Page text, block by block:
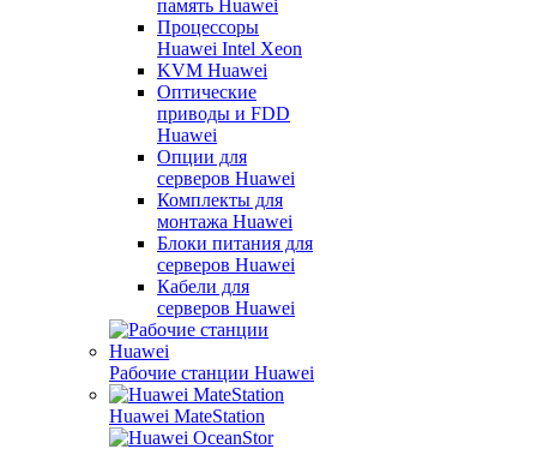
память Huawei
Процессоры
Huawei Intel Xeon
KVM Huawei
Оптические
приводы и FDD
Huawei
Опции для
серверов Huawei
Комплекты для
монтажа Huawei
Блоки питания для
серверов Huawei
Кабели для
серверов Huawei
Рабочие станции Huawei
Huawei MateStation